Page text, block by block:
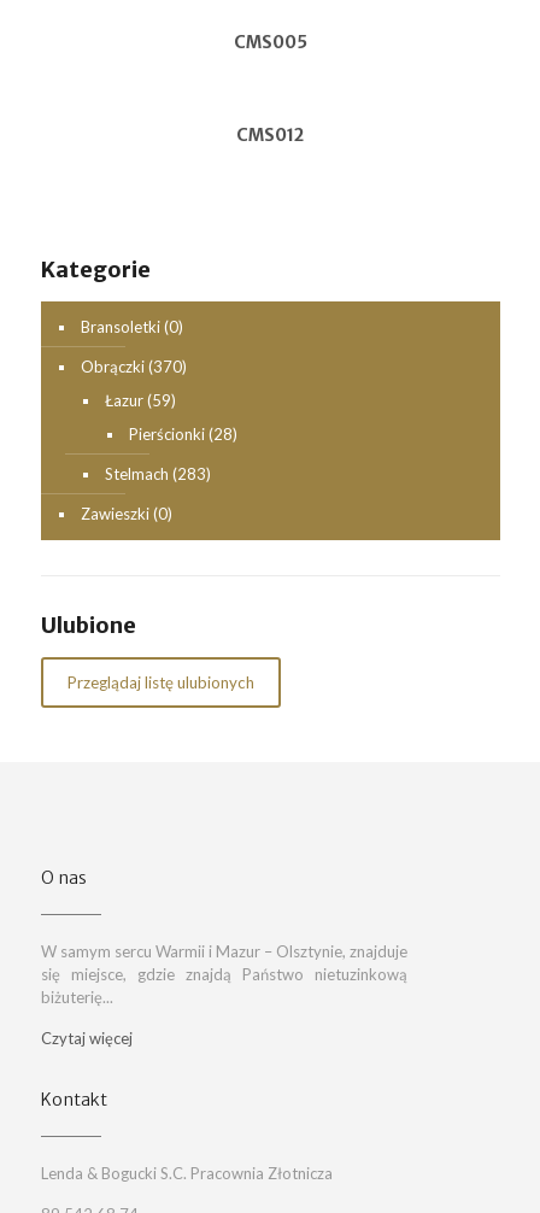
CMS005
CMS012
Kategorie
Bransoletki (0)
Obrączki (370)
Łazur (59)
Pierścionki (28)
Stelmach (283)
Zawieszki (0)
Ulubione
Przeglądaj listę ulubionych
O nas
W samym sercu Warmii i Mazur – Olsztynie, znajduje
się miejsce, gdzie znajdą Państwo nietuzinkową
biżuterię...
Czytaj więcej
Kontakt
Lenda & Bogucki S.C. Pracownia Złotnicza